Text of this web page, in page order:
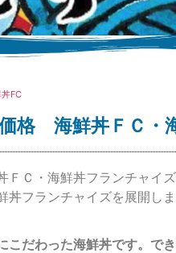
格 海鮮丼
海鮮料理
海鮮丼FCに必要な食材提
ニューのご提供 海
FC
格 海鮮丼ＦＣ・
ＦＣ・海鮮丼フランチャイ
丼フランチャイズを展開し
こだわった海鮮丼です。で